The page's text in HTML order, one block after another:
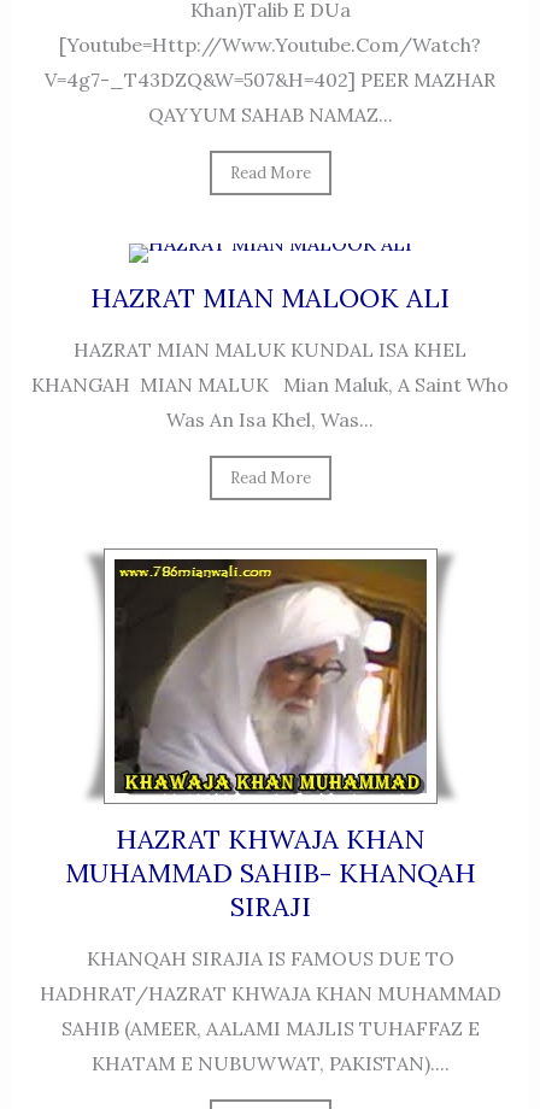
Khan)Talib E DUa
[youtube=http://www.youtube.com/watch?
V=4g7-_T43DZQ&w=507&h=402] PEER MAZHAR
QAYYUM SAHAB NAMAZ...
Read More
HAZRAT MIAN MALOOK ALI
HAZRAT MIAN MALUK KUNDAL ISA KHEL
KHANGAH MIAN MALUK Mian Maluk, A Saint Who
Was An Isa Khel, Was...
Read More
HAZRAT KHWAJA KHAN
MUHAMMAD SAHIB- KHANQAH
SIRAJI
KHANQAH SIRAJIA IS FAMOUS DUE TO
HADHRAT/HAZRAT KHWAJA KHAN MUHAMMAD
SAHIB (AMEER, AALAMI MAJLIS TUHAFFAZ E
KHATAM E NUBUWWAT, PAKISTAN)....